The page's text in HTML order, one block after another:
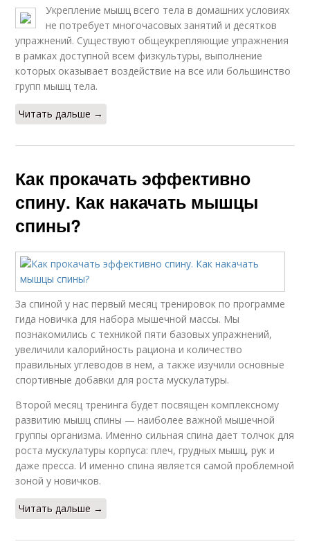
Укрепление мышц всего тела в домашних условиях
не потребует многочасовых занятий и десятков
упражнений. Существуют общеукрепляющие упражнения
в рамках доступной всем физкультуры, выполнение
которых оказывает воздействие на все или большинство
групп мышц тела.
Читать дальше →
Как прокачать эффективно
спину. Как накачать мышцы
спины?
За спиной у нас первый месяц тренировок по программе
гида новичка для набора мышечной массы. Мы
познакомились с техникой пяти базовых упражнений,
увеличили калорийность рациона и количество
правильных углеводов в нем, а также изучили основные
спортивные добавки для роста мускулатуры.
Второй месяц тренинга будет посвящен комплексному
развитию мышц спины — наиболее важной мышечной
группы организма. Именно сильная спина дает толчок для
роста мускулатуры корпуса: плеч, грудных мышц, рук и
даже пресса. И именно спина является самой проблемной
зоной у новичков.
Читать дальше →